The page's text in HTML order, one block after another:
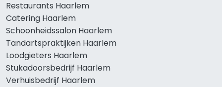
Restaurants Haarlem
Catering Haarlem
Schoonheidssalon Haarlem
Tandartspraktijken Haarlem
Loodgieters Haarlem
Stukadoorsbedrijf Haarlem
Verhuisbedrijf Haarlem